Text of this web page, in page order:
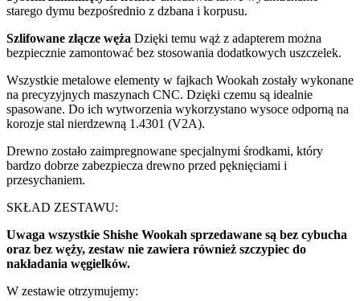
starego dymu bezpośrednio z dzbana i korpusu.
Szlifowane złącze węża Dzięki temu wąż z adapterem można
bezpiecznie zamontować bez stosowania dodatkowych uszczelek.
Wszystkie metalowe elementy w fajkach Wookah zostały wykonane
na precyzyjnych maszynach CNC. Dzięki czemu są idealnie
spasowane. Do ich wytworzenia wykorzystano wysoce odporną na
korozje stal nierdzewną 1.4301 (V2A).
Drewno zostało zaimpregnowane specjalnymi środkami, który
bardzo dobrze zabezpiecza drewno przed pęknięciami i
przesychaniem.
SKŁAD ZESTAWU:
Uwaga wszystkie Shishe Wookah sprzedawane są bez cybucha
oraz bez węży, zestaw nie zawiera również szczypiec do
nakładania węgielków.
W zestawie otrzymujemy: